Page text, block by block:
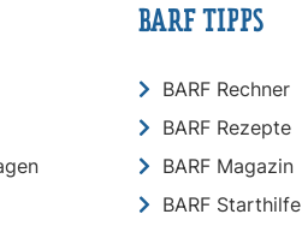
BARF TIPPS
BARF Rechner
BARF Rezepte
BARF Magazin
BARF Starthilfe